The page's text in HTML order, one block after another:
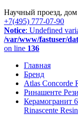
Научный проезд, дом
+7(495) 777-07-90
Notice: Undefined
/var/www/fastuser/
on line 136
Главная
Бренд
Atlas Concorde
Ринашенте
Керамогранит
Rinascente